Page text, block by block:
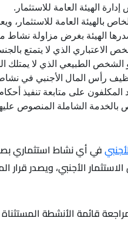
الهيئة العامة للاستثمار.
بالهيئة العامة للاستثمار،
الهيئة بغرض مزاولة
الذي لا يتمتع
الشخص الطبيعي الذي لا يمتلك
توظيف رأس المال الأجنبي في
المكلفون على متابعة تنفيذ
بالخدمة الشاملة المنصوص
في أي نشاط استثماري
قرار الموافقة على الترخيص خلال 30 يوم عمل من
قائمة الأنشطة المستثناة